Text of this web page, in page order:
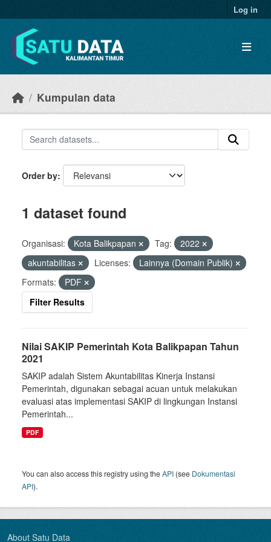
Log in
Kumpulan data
Order by
1 dataset found
Organisasi: Kota Balikpapan Tag:
2022
akuntabilitas
Licenses:
Lainnya (Domain Publik)
Formats:
PDF
Filter Results
Nilai SAKIP Pemerintah Kota Balikpapan Tahun
2021
SAKIP adalah Sistem Akuntabilitas Kinerja Instansi
Pemerintah, digunakan sebagai acuan untuk melakukan
evaluasi atas implementasi SAKIP di lingkungan Instansi
Pemerintah...
PDF
You can also access this registry using theAPI (see Dokumentasi
API).
About Satu Data